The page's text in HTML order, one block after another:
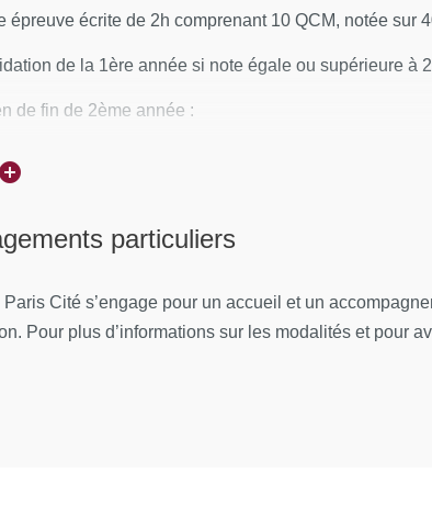
de la formation, le stagiaire remplit un questionnaire
épreuve écrite de 2h comprenant 10 QCM, notée sur
de la 1ère année si note égale ou supérieure à
de fin de 2ème année :
de la 2ème année si moyenne égale ou
particuliers
Cité s’engage pour un accueil et un
Pour plus d’informations sur les modalités et pour